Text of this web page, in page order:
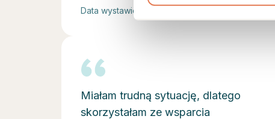
Data wystawienia opinii • 27. 07. 2026
Miałam trudną sytuację, dlatego
skorzystałam ze wsparcia